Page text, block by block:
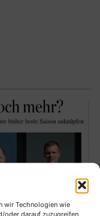
wir Technologien wie
oder darauf zuzugreifen.